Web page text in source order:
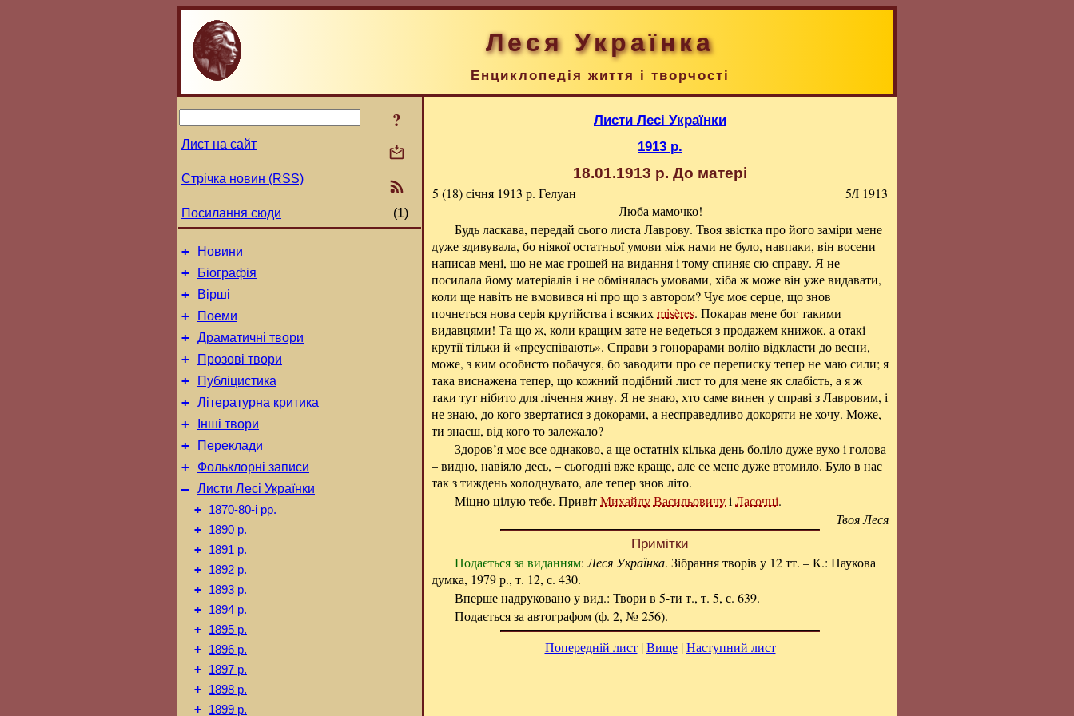
Леся Українка
Енциклопедія життя і творчості
?
Лист на сайт
Стрічка новин (RSS)
Посилання сюди (1)
+ Новини
+ Біографія
+ Вірші
+ Поеми
+ Драматичні твори
+ Прозові твори
+ Публіцистика
+ Літературна критика
+ Інші твори
+ Переклади
+ Фольклорні записи
– Листи Лесі Українки
+
1870-80-і рр.
+ 1890 р.
+ 1891 р.
+ 1892 р.
+ 1893 р.
+ 1894 р.
+ 1895 р.
+ 1896 р.
+ 1897 р.
+ 1898 р.
+ 1899 р.
Листи Лесі Українки
1913 р.
18.01.1913 р. До матері
5 (18) січня 1913 р. Гелуан
5/I 1913
Люба мамочко!
Будь ласкава, передай сього листа Лаврову. Твоя звістка про його заміри мене
дуже здивувала, бо ніякої остатньої умови між нами не було, навпаки, він восени
написав мені, що не має грошей на видання і тому спиняє сю справу. Я не
посилала йому матеріалів і не обмінялась умовами, хіба ж може він уже видавати,
коли ще навіть не вмовився ні про що з автором? Чує моє серце, що знов
почнеться нова серія крутійства і всякихmisères. Покарав мене бог такими
видавцями! Та що ж, коли кращим зате не ведеться з продажем книжок, а отакі
крутії тільки й «преуспівають». Справи з гонорарами волію відкласти до весни,
може, з ким особисто побачуся, бо заводити про се переписку тепер не маю сили; я
така виснажена тепер, що кожний подібний лист то для мене як слабість, а я ж
таки тут нібито для лічення живу. Я не знаю, хто саме винен у справі з Лавровим, і
не знаю, до кого звертатися з докорами, а несправедливо докоряти не хочу. Може,
ти знаєш, від кого то залежало?
Здоров’я моє все однаково, а ще остатніх кілька день боліло дуже вухо і голова
– видно, навіяло десь, – сьогодні вже краще, але се мене дуже втомило. Було в нас
так з тиждень холоднувато, але тепер знов літо.
Міцно цілую тебе. ПривітМихайлу Васильовичуі Ласочці.
Твоя Леся
Примітки
Подається за виданням:Леся Українка. Зібрання творів у 12 тт. – К.: Наукова
думка, 1979 р., т. 12, с. 430.
Вперше надруковано у вид.: Твори в 5-ти т., т. 5, с. 639.
Подається за автографом (ф. 2, № 256).
Попередній лист|Вище|Наступний лист